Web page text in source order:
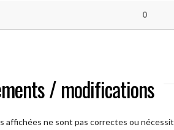
0
/ modifications
affichées ne sont pas correctes ou